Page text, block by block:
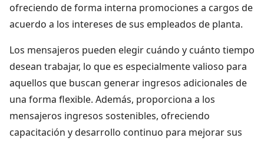
ofreciendo de forma interna promociones a cargos de
acuerdo a los intereses de sus empleados de planta.
Los mensajeros pueden elegir cuándo y cuánto tiempo
desean trabajar, lo que es especialmente valioso para
aquellos que buscan generar ingresos adicionales de
una forma flexible. Además, proporciona a los
mensajeros ingresos sostenibles, ofreciendo
capacitación y desarrollo continuo para mejorar sus